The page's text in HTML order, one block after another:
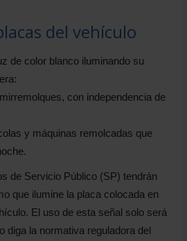
del vehículo
de color blanco iluminando su
con independencia de
y máquinas remolcadas que
de Servicio Público (SP) tendrán
que ilumine la placa colocada en
El uso de esta señal solo será
diga la normativa reguladora del